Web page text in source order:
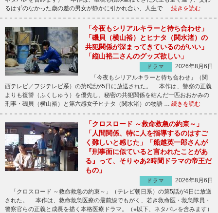
るはずのなかった歳の差の男女が静かに引かれ合い、人生で … 続きを読む
「今夜もシリアルキラーと待ち合わせ」
「磯貝（横山裕）とヒナタ（関水渚）の
共犯関係が深まってきているのがいい」
「縦山裕二さんのグッズ欲しい」
ドラマ
2026年8月6日
「今夜もシリアルキラーと待ち合わせ」（関
西テレビ／フジテレビ系）の第6話が5日に放送された。 本作は、警察の正義
よりも復讐（ふくしゅう）を優先し、秘密の共犯関係を結んだ一匹おおかみの
刑事・磯貝（横山裕）と第六感女子ヒナタ（関水渚）の物語 … 続きを読む
「クロスロード ～救命救急の約束～」
「人間関係、特に人を指導するのはすご
く難しいと感じた」「船越英一郎さんが
『刑事面に似ていると言われたことがあ
る』って、そりゃあ2時間ドラマの帝王だ
もの」
ドラマ
2026年8月6日
「クロスロード ～救命救急の約束～」（テレビ朝日系）の第5話が4日に放送
された。 本作は、救命救急医療の最前線でもがく、若き救命医・救急隊員・
警察官らの正義と成長を描く本格医療ドラマ。（※以下、ネタバレを含みます）